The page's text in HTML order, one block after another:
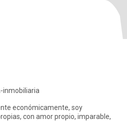
inmobiliaria
económicamente, soy
con amor propio, imparable,